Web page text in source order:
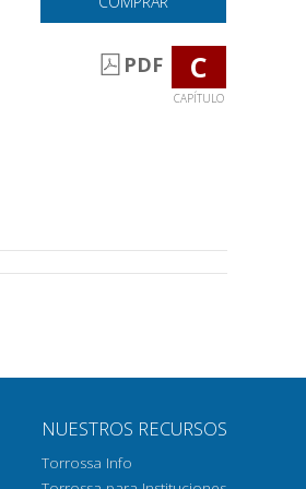
PDF C
CAPÍTULO
NUESTROS RECURSOS
Torrossa Info